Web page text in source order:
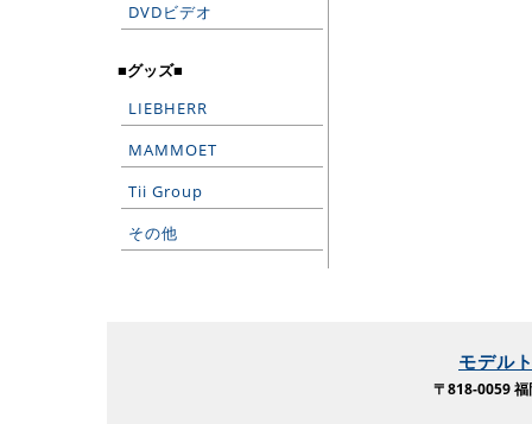
DVDビデオ
■グッズ■
LIEBHERR
MAMMOET
Tii Group
その他
モデル
〒818-0059